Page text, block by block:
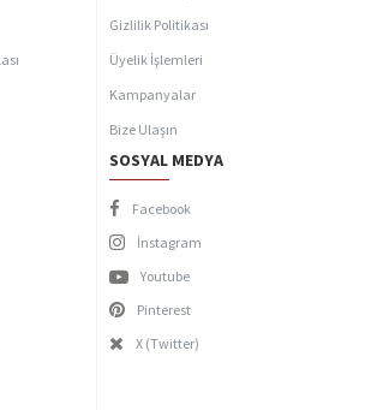
Gizlilik Politikası
Üyelik İşlemleri
Kampanyalar
Bize Ulaşın
SOSYAL MEDYA
Facebook
İnstagram
Youtube
Pinterest
X (Twitter)